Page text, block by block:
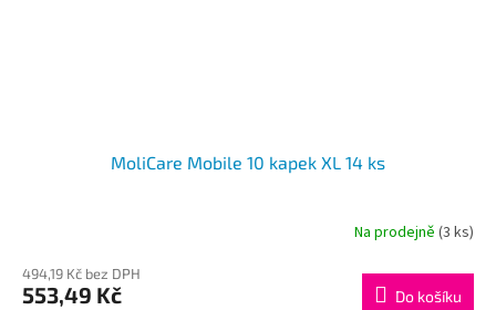
MoliCare Mobile 10 kapek XL 14 ks
Na prodejně (3 ks)
494,19 Kč bez DPH
553,49 Kč Do košíku